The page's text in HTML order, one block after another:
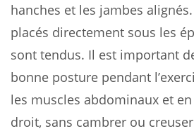
hanches et les jambes
placés directement sous les
sont tendus. Il est important
bonne posture pendant
les muscles abdominaux et
droit, sans cambrer ou